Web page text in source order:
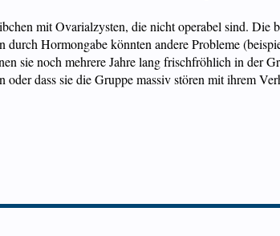
mit Ovarialzysten, die nicht operabel sind. Die
Hormongabe könnten andere Probleme
sie noch mehrere Jahre lang frischfröhlich in der
dass sie die Gruppe massiv stören mit ihrem